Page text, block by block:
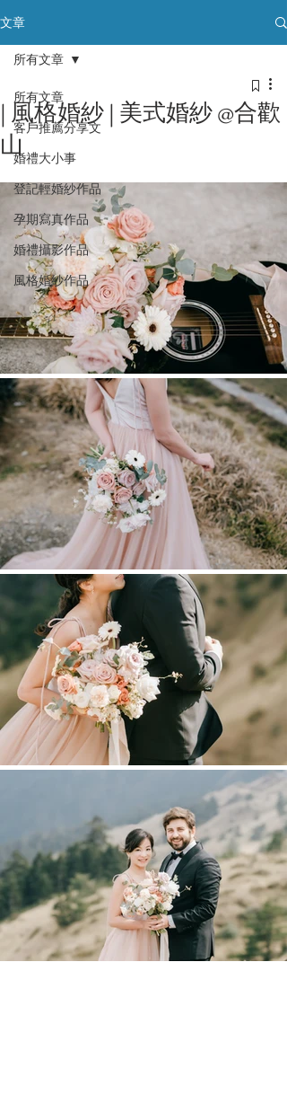
文章
所有文章
客戶推薦分享文
婚禮大小事
登記輕婚紗作品
孕期寫真作品
婚禮攝影作品
風格婚紗作品
所有文章
| 風格婚紗 | 美式婚紗 @合歡
山